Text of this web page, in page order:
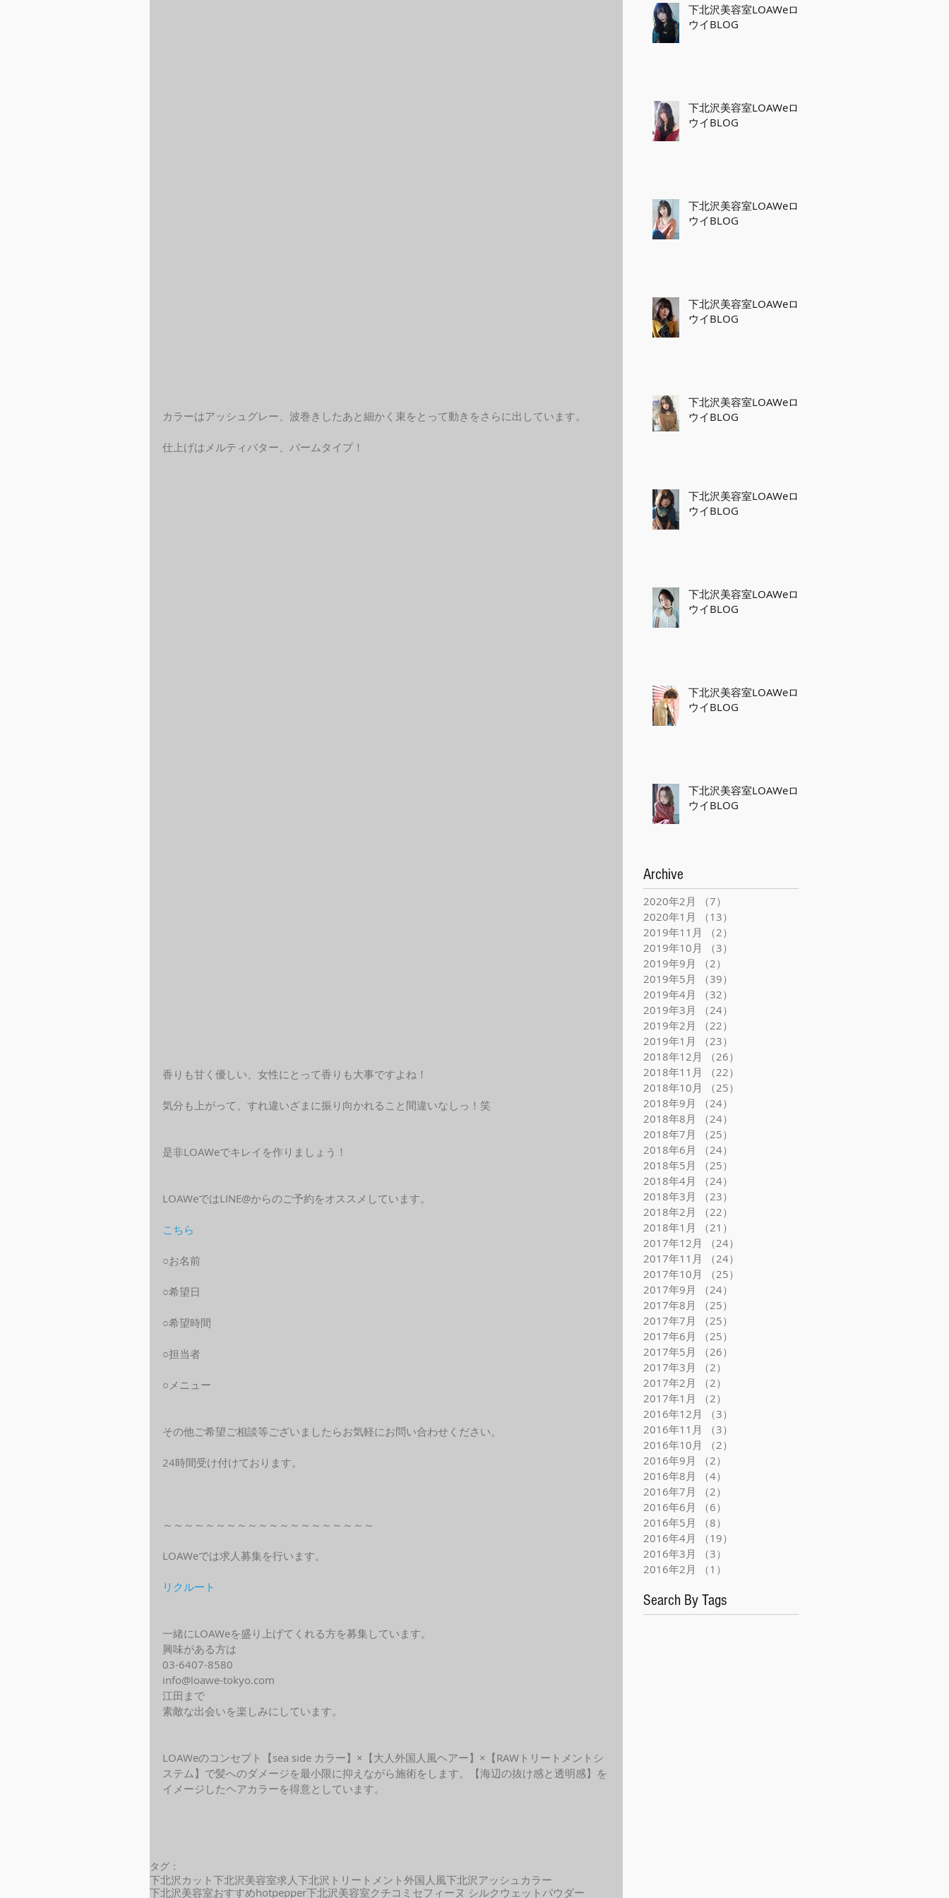
カラーはアッシュグレー、波巻きしたあと細かく束をとって動きをさらに出しています。
仕上げはメルティバター、バームタイプ！
香りも甘く優しい、女性にとって香りも大事ですよね！
気分も上がって、すれ違いざまに振り向かれること間違いなしっ！笑
是非LOAWeでキレイを作りましょう！
LOAWeではLINE@からのご予約をオススメしています。
こちら
○お名前
○希望日
○希望時間
○担当者
○メニュー
その他ご希望ご相談等ございましたらお気軽にお問い合わせください。
24時間受け付けております。
～～～～～～～～～～～～～～～～～～～～
LOAWeでは求人募集を行います。
リクルート
一緒にLOAWeを盛り上げてくれる方を募集しています。
興味がある方は
03-6407-8580
info@loawe-tokyo.com
江田まで
素敵な出会いを楽しみにしています。
LOAWeのコンセプト【sea side カラー】×【大人外国人風ヘアー】×【RAWトリートメントシ
ステム】で髪へのダメージを最小限に抑えながら施術をします。【海辺の抜け感と透明感】を
イメージしたヘアカラーを得意としています。
タグ：
下北沢カット 下北沢美容室求人 下北沢トリートメント 外国人風下北沢アッシュカラー
下北沢美容室おすすめhotpepper下北沢美容室クチコミ セフィーヌ シルクウェットパウダー
下北沢美容室LOAWeロ
ウイBLOG
下北沢美容室LOAWeロ
ウイBLOG
下北沢美容室LOAWeロ
ウイBLOG
下北沢美容室LOAWeロ
ウイBLOG
下北沢美容室LOAWeロ
ウイBLOG
下北沢美容室LOAWeロ
ウイBLOG
下北沢美容室LOAWeロ
ウイBLOG
下北沢美容室LOAWeロ
ウイBLOG
下北沢美容室LOAWeロ
ウイBLOG
Archive
2020年2月 （7）
2020年1月
（13）
2019年11月
（2）
2019年10月
（3）
2019年9月
（2）
2019年5月
（39）
2019年4月
（32）
2019年3月
（24）
2019年2月
（22）
2019年1月
（23）
2018年12月
（26）
2018年11月
（22）
2018年10月
（25）
2018年9月
（24）
2018年8月
（24）
2018年7月
（25）
2018年6月
（24）
2018年5月
（25）
2018年4月
（24）
2018年3月
（23）
2018年2月
（22）
2018年1月
（21）
2017年12月
（24）
2017年11月
（24）
2017年10月
（25）
2017年9月
（24）
2017年8月
（25）
2017年7月
（25）
2017年6月
（25）
2017年5月
（26）
2017年3月
（2）
2017年2月
（2）
2017年1月
（2）
2016年12月
（3）
2016年11月
（3）
2016年10月
（2）
2016年9月
（2）
2016年8月
（4）
2016年7月
（2）
2016年6月
（6）
2016年5月
（8）
2016年4月
（19）
2016年3月
（3）
2016年2月
（1）
Search By Tags